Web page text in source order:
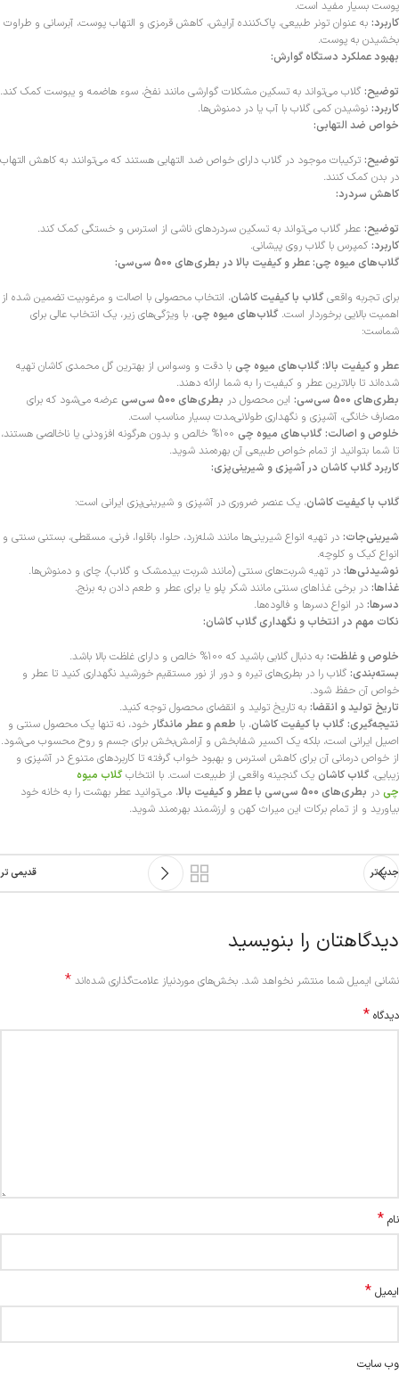
پوست بسیار مفید است.
کاربرد: به عنوان تونر طبیعی، پاک‌کننده آرایش، کاهش قرمزی و التهاب پوست، آبرسانی و طراوت
بخشیدن به پوست.
بهبود عملکرد دستگاه گوارش:
توضیح: گلاب می‌تواند به تسکین مشکلات گوارشی مانند نفخ، سوء هاضمه و یبوست کمک کند.
کاربرد: نوشیدن کمی گلاب با آب یا در دمنوش‌ها.
خواص ضد التهابی:
توضیح: ترکیبات موجود در گلاب دارای خواص ضد التهابی هستند که می‌توانند به کاهش التهاب
در بدن کمک کنند.
کاهش سردرد:
توضیح: عطر گلاب می‌تواند به تسکین سردردهای ناشی از استرس و خستگی کمک کند.
کاربرد: کمپرس با گلاب روی پیشانی.
گلاب‌های میوه چی: عطر و کیفیت بالا در بطری‌های 500 سی‌سی:
برای تجربه واقعیگلاب با کیفیت کاشان، انتخاب محصولی با اصالت و مرغوبیت تضمین شده از
اهمیت بالایی برخوردار است.گلاب‌های میوه چی، با ویژگی‌های زیر، یک انتخاب عالی برای
شماست:
عطر و کیفیت بالا: گلاب‌های میوه چی با دقت و وسواس از بهترین گل محمدی کاشان تهیه
شده‌اند تا بالاترین عطر و کیفیت را به شما ارائه دهند.
بطری‌های 500 سی‌سی:
این محصول در بطری‌های 500 سی‌سی
عرضه می‌شود که برای
مصارف خانگی، آشپزی و نگهداری طولانی‌مدت بسیار مناسب است.
خلوص و اصالت: گلاب‌های میوه چی
100% خالص و بدون هرگونه افزودنی یا ناخالصی هستند،
تا شما بتوانید از تمام خواص طبیعی آن بهره‌مند شوید.
کاربرد گلاب کاشان در آشپزی و شیرینی‌پزی:
گلاب با کیفیت کاشان، یک عنصر ضروری در آشپزی و شیرینی‌پزی ایرانی است:
شیرینی‌جات: در تهیه انواع شیرینی‌ها مانند شله‌زرد، حلوا، باقلوا، فرنی، مسقطی، بستنی سنتی و
انواع کیک و کلوچه.
نوشیدنی‌ها: در تهیه شربت‌های سنتی (مانند شربت بیدمشک و گلاب)، چای و دمنوش‌ها.
غذاها: در برخی غذاهای سنتی مانند شکر پلو یا برای عطر و طعم دادن به برنج.
دسرها: در انواع دسرها و فالوده‌ها.
نکات مهم در انتخاب و نگهداری گلاب کاشان:
خلوص و غلظت: به دنبال گلابی باشید که 100% خالص و دارای غلظت بالا باشد.
بسته‌بندی: گلاب را در بطری‌های تیره و دور از نور مستقیم خورشید نگهداری کنید تا عطر و
خواص آن حفظ شود.
تاریخ تولید و انقضا: به تاریخ تولید و انقضای محصول توجه کنید.
نتیجه‌گیری: گلاب با کیفیت کاشان، با طعم و عطر ماندگار خود، نه تنها یک محصول سنتی و
اصیل ایرانی است، بلکه یک اکسیر شفابخش و آرامش‌بخش برای جسم و روح محسوب می‌شود.
از خواص درمانی آن برای کاهش استرس و بهبود خواب گرفته تا کاربردهای متنوع در آشپزی و
زیبایی،گلاب کاشان یک گنجینه واقعی از طبیعت است. با انتخابگلاب‌ میوه
چی در بطری‌های 500 سی‌سی با عطر و کیفیت بالا
، می‌توانید عطر بهشت را به خانه خود
بیاورید و از تمام برکات این میراث کهن و ارزشمند بهره‌مند شوید.
جدیدتر قدیمی تر
دیدگاهتان را بنویسید
نشانی ایمیل شما منتشر نخواهد شد. بخش‌های موردنیاز علامت‌گذاری شده‌اند *
دیدگاه *
نام *
ایمیل *
وب‌ سایت
Alternative: